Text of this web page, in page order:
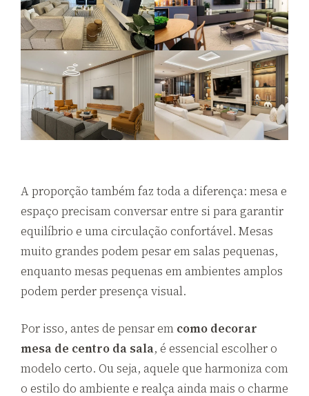
A proporção também faz toda a diferença: mesa e
espaço precisam conversar entre si para garantir
equilíbrio e uma circulação confortável. Mesas
muito grandes podem pesar em salas pequenas,
enquanto mesas pequenas em ambientes amplos
podem perder presença visual.
Por isso, antes de pensar em como decorar
mesa de centro da sala, é essencial escolher o
modelo certo. Ou seja, aquele que harmoniza com
o estilo do ambiente e realça ainda mais o charme